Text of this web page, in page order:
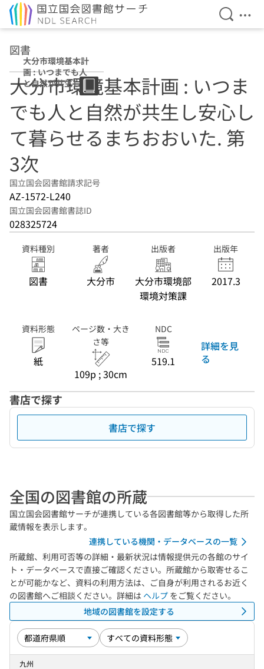
検索を
メ
図書
大分市環境基本計
画 : いつまでも人
と自然が共生し安
心して暮らせるま
ちおおいた 第3次
大分市環境基本計画 : いつま
でも人と自然が共生し安心し
て暮らせるまちおおいた. 第
3次
国立国会図書館請求記号
AZ-1572-L240
国立国会図書館書誌ID
028325724
資料種別
図書
著者
大分市
出版者
大分市環境部
環境対策課
出版年
2017.3
資料形態
紙
ページ数・大き
さ等
109p ; 30cm
NDC
519.1
詳細を見
る
書店で探す
書店で探す
全国の図書館の所蔵
国立国会図書館サーチが連携している各図書館等から取得した所
蔵情報を表示します。
連携している機関・データベースの一覧
所蔵館、利用可否等の詳細・最新状況は情報提供元の各館のサイ
ト・データベースで直接ご確認ください。所蔵館から取寄せるこ
とが可能かなど、資料の利用方法は、ご自身が利用されるお近く
の図書館へご相談ください。詳細は ヘルプ をご覧ください。
地域の図書館を設定する
九州